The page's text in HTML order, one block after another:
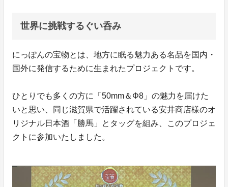
世界に挑戦するぐい呑み
にっぽんの宝物とは、地方に眠る魅力ある名品を国内・
国外に発信するために生まれたプロジェクトです。
ひとりでも多くの方に「50mm＆Φ8」の魅力を届けた
いと思い、同じ滋賀県で活躍されている安井商店様のオ
リジナル日本酒「勝馬」とタッグを組み、このプロジェ
クトに参加いたしました。